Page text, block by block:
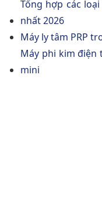
Tổng hợp các
nhất 2026
Máy ly tâm PRP
Máy phi kim điện
mini